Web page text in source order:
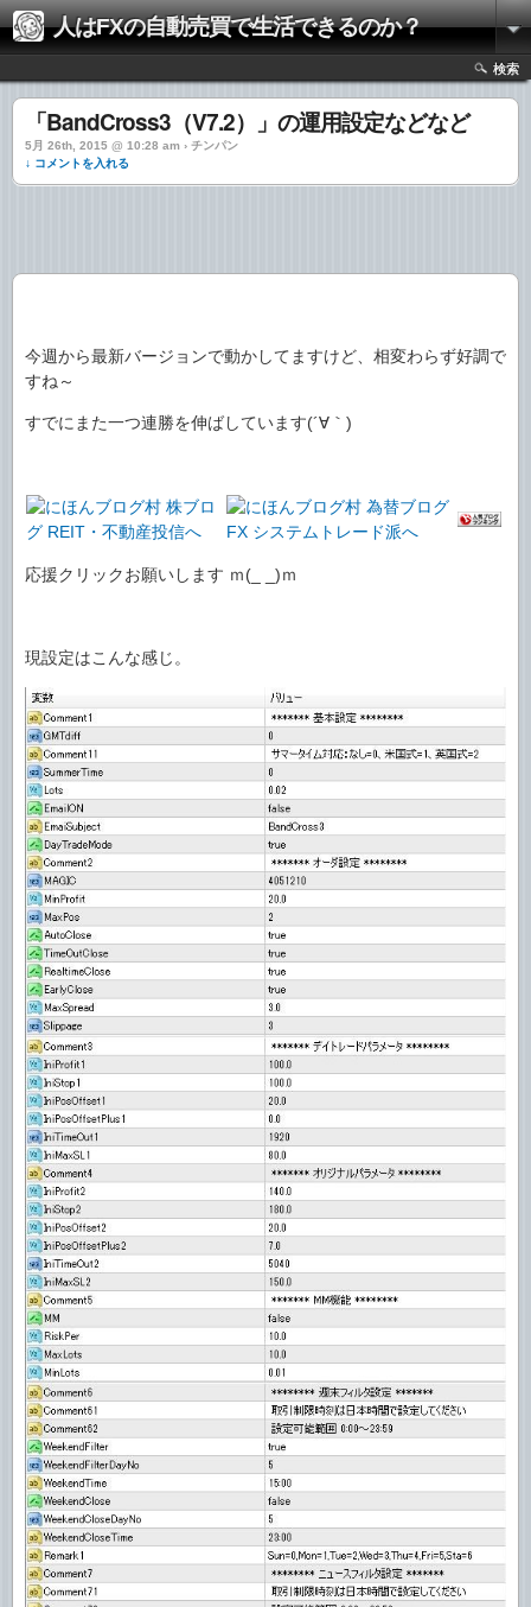
人はFXの自動売買で生活できるのか？
検索
「BandCross3（V7.2）」の運用設定などなど
5月 26th, 2015 @ 10:28 am › チンパン
↓ コメントを入れる
今週から最新バージョンで動かしてますけど、相変わらず好調で
すね～
すでにまた一つ連勝を伸ばしています(´∀｀)
応援クリックお願いします ｍ(_ _)ｍ
現設定はこんな感じ。